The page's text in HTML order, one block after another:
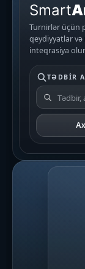
Smart
Turnirlər üçün
qeydiyyatlar
inteqrasiya
TƏDBIR